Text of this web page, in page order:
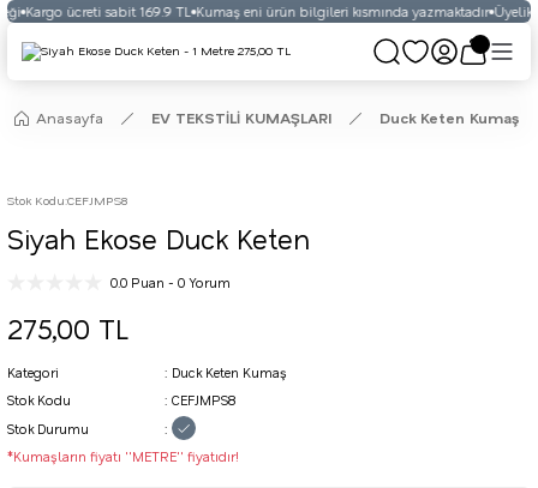
Kargo ücreti sabit 169.9 TL Kumaş eni ürün bilgileri kısmında yazmaktadır Üyelikli
Anasayfa EV TEKSTİLİ KUMAŞLARI Duck Keten Kumaş
Stok Kodu:CEFJMPS8
Siyah Ekose Duck Keten
0.0 Puan - 0 Yorum
275,00 TL
Kategori
Duck Keten Kumaş
Stok Kodu
CEFJMPS8
Stok Durumu
*Kumaşların fiyatı ''METRE'' fiyatıdır!